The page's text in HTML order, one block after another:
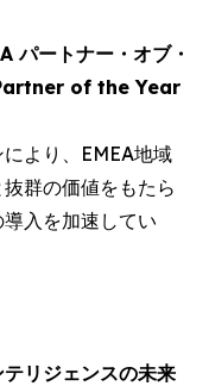
パートナー・オブ・
of the Year
より、EMEA地域
群の価値をもたら
入を加速してい
リジェンスの未来